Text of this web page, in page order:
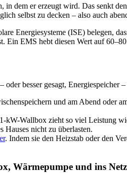
dem er erzeugt wird. Das senkt
selbst zu decken – also auch
Energiesysteme (ISE) belegen,
EMS hebt diesen Wert auf
besser gesagt, Energiespeicher –
und am Abend oder
Wallbox zieht so viel Leistung
Hauses nicht zu überlasten.
. Indem sie den Heizstab oder den
Wärmepumpe und ins